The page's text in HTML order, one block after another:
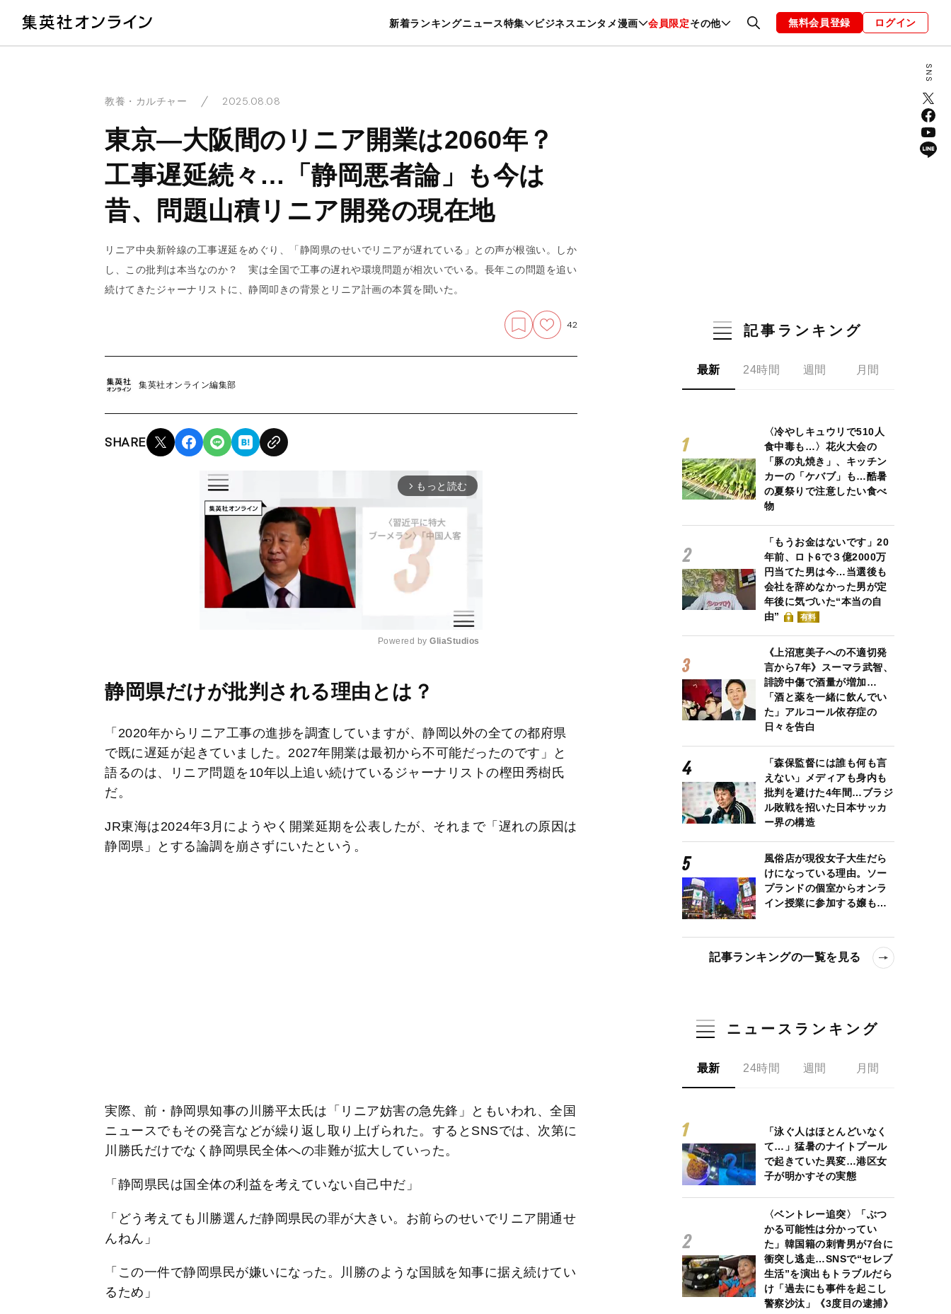
新着ランキングニュース特集 ビジネスエンタメ漫画 会員限定その他
暮らし スポーツ ヘルスケア 美容 グルメ ファッション 恋愛・結婚 編集部 お知らせ
無料会員登録 ログイン
教養・カルチャー 2025.08.08
東京―大阪間のリニア開業は2060年？
工事遅延続々…「静岡悪者論」も今は
昔、問題山積リニア開発の現在地
リニア中央新幹線の工事遅延をめぐり、「静岡県のせいでリニアが遅れている」との声が根強い。しか
し、この批判は本当なのか？ 実は全国で工事の遅れや環境問題が相次いでいる。長年この問題を追い
続けてきたジャーナリストに、静岡叩きの背景とリニア計画の本質を聞いた。
42
集英社オンライン編集部
SHARE
arrow_forward_ios もっと読む
e
Powered by GliaStudios
静岡県だけが批判される理由とは？
「2020年からリニア工事の進捗を調査していますが、静岡以外の全ての都府県
で既に遅延が起きていました。2027年開業は最初から不可能だったのです」と
語るのは、リニア問題を10年以上追い続けているジャーナリストの樫田秀樹氏
だ。
JR東海は2024年3月にようやく開業延期を公表したが、それまで「遅れの原因は
静岡県」とする論調を崩さずにいたという。
実際、前・静岡県知事の川勝平太氏は「リニア妨害の急先鋒」ともいわれ、全国
ニュースでもその発言などが繰り返し取り上げられた。するとSNSでは、次第に
川勝氏だけでなく静岡県民全体への非難が拡大していった。
「静岡県民は国全体の利益を考えていない自己中だ」
「どう考えても川勝選んだ静岡県民の罪が大きい。お前らのせいでリニア開通せ
んねん」
「この一件で静岡県民が嫌いになった。川勝のような国賊を知事に据え続けてい
るため」
記事ランキング
最新 24時間 週間 月間
〈冷やしキュウリで510人
食中毒も…〉花火大会の
「豚の丸焼き」、キッチン
カーの「ケバブ」も…酷暑
の夏祭りで注意したい食べ
物
「もうお金はないです」20
年前、ロト6で３億2000万
円当てた男は今…当選後も
会社を辞めなかった男が定
年後に気づいた“本当の自
由”
有料
《上沼恵美子への不適切発
言から7年》スーマラ武智、
誹謗中傷で酒量が増加…
「酒と薬を一緒に飲んでい
た」アルコール依存症の
日々を告白
「森保監督には誰も何も言
えない」メディアも身内も
批判を避けた4年間…ブラジ
ル敗戦を招いた日本サッカ
ー界の構造
風俗店が現役女子大生だら
けになっている理由。ソー
プランドの個室からオンラ
イン授業に参加する嬢も…
記事ランキングの一覧を見る
ニュースランキング
最新 24時間 週間 月間
「泳ぐ人はほとんどいなく
て…」猛暑のナイトプール
で起きていた異変…港区女
子が明かすその実態
〈ベントレー追突〉「ぶつ
かる可能性は分かってい
た」韓国籍の刺青男が7台に
衝突し逃走…SNSで“セレブ
生活”を演出もトラブルだら
け「過去にも事件を起こし
警察沙汰」《3度目の逮捕》